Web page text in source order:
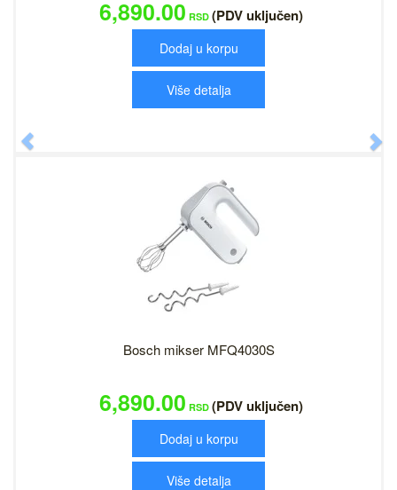
6,890.00 RSD (PDV uključen)
Dodaj u korpu
Više detalja
Bosch mikser MFQ4030S
6,890.00 RSD (PDV uključen)
Dodaj u korpu
Više detalja